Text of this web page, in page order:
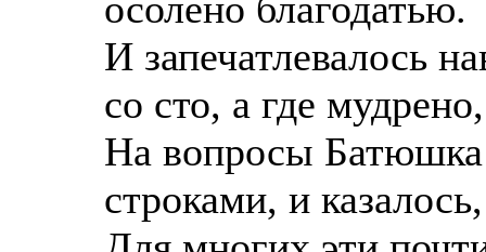
И запечатлевалось
со сто, а где
На вопросы Батюшка
строками, и